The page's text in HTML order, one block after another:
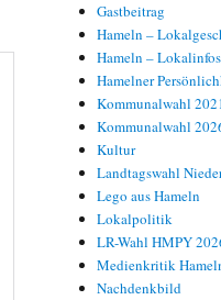
Gastbeitrag
Hameln –
Hameln – Lokalinfos
Hamelner
Kommunalwahl
Kommunalwahl
Kultur
Landtagswahl
Lego aus Hameln
Lokalpolitik
LR-Wahl HMPY
Medienkritik
Nachdenkbild